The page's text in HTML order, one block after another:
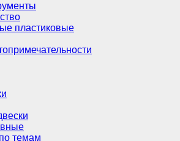
пластиковые
темам